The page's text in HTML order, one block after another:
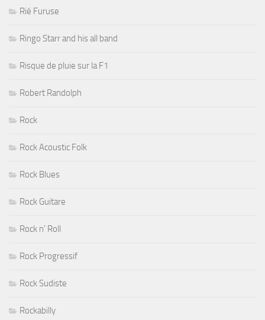
Rié Furuse
Ringo Starr and his all band
Risque de pluie sur la F1
Robert Randolph
Rock
Rock Acoustic Folk
Rock Blues
Rock Guitare
Rock n' Roll
Rock Progressif
Rock Sudiste
Rockabilly